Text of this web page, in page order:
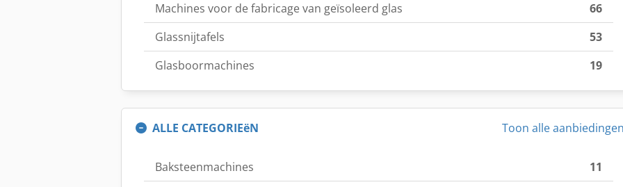
Machines voor de fabricage van geïsoleerd glas
66
Glassnijtafels
53
Glasboormachines
19
ALLE CATEGORIEëN Toon alle
Baksteenmachines
11